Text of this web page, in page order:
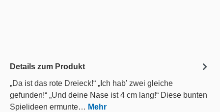
Details zum Produkt
„Da ist das rote Dreieck!“ „Ich hab’ zwei gleiche
gefunden!“ „Und deine Nase ist 4 cm lang!“ Diese bunten
Spielideen ermunte… Mehr